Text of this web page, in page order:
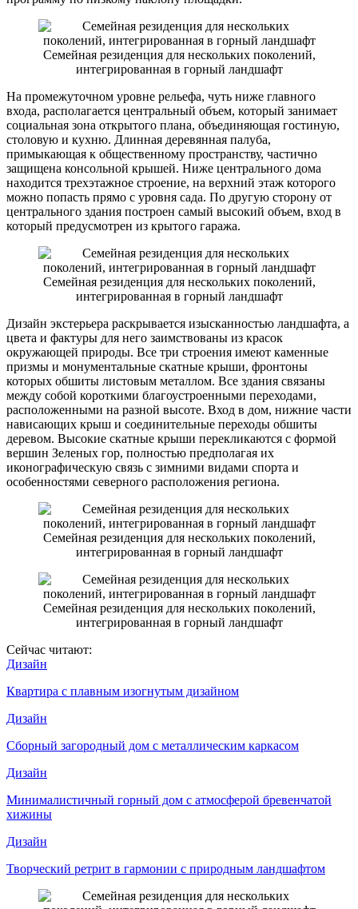
Семейная резиденция для нескольких поколений,
интегрированная в горный ландшафт
На промежуточном уровне рельефа, чуть ниже главного
входа, располагается центральный объем, который занимает
социальная зона открытого плана, объединяющая гостиную,
столовую и кухню. Длинная деревянная палуба,
примыкающая к общественному пространству, частично
защищена консольной крышей. Ниже центрального дома
находится трехэтажное строение, на верхний этаж которого
можно попасть прямо с уровня сада. По другую сторону от
центрального здания построен самый высокий объем, вход в
который предусмотрен из крытого гаража.
Семейная резиденция для нескольких поколений,
интегрированная в горный ландшафт
Дизайн экстерьера раскрывается изысканностью ландшафта, а
цвета и фактуры для него заимствованы из красок
окружающей природы. Все три строения имеют каменные
призмы и монументальные скатные крыши, фронтоны
которых обшиты листовым металлом. Все здания связаны
между собой короткими благоустроенными переходами,
расположенными на разной высоте. Вход в дом, нижние части
нависающих крыш и соединительные переходы обшиты
деревом. Высокие скатные крыши перекликаются с формой
вершин Зеленых гор, полностью предполагая их
иконографическую связь с зимними видами спорта и
особенностями северного расположения региона.
Семейная резиденция для нескольких поколений,
интегрированная в горный ландшафт
Семейная резиденция для нескольких поколений,
интегрированная в горный ландшафт
Сейчас читают:
Дизайн
Квартира с плавным изогнутым дизайном
Дизайн
Сборный загородный дом с металлическим каркасом
Дизайн
Минималистичный горный дом с атмосферой бревенчатой
хижины
Дизайн
Творческий ретрит в гармонии с природным ландшафтом